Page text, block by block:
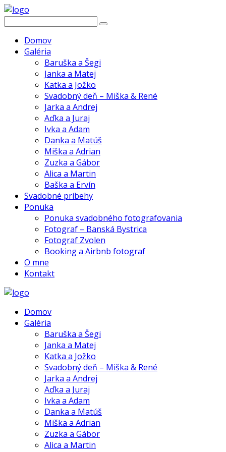
Domov
Galéria
Baruška a Šegi
Janka a Matej
Katka a Jožko
Svadobný deň – Miška & René
Jarka a Andrej
Aďka a Juraj
Ivka a Adam
Danka a Matúš
Miška a Adrian
Zuzka a Gábor
Alica a Martin
Baška a Ervín
Svadobné príbehy
Ponuka
Ponuka svadobného fotografovania
Fotograf – Banská Bystrica
Fotograf Zvolen
Booking a Airbnb fotograf
O mne
Kontakt
Domov
Galéria
Baruška a Šegi
Janka a Matej
Katka a Jožko
Svadobný deň – Miška & René
Jarka a Andrej
Aďka a Juraj
Ivka a Adam
Danka a Matúš
Miška a Adrian
Zuzka a Gábor
Alica a Martin